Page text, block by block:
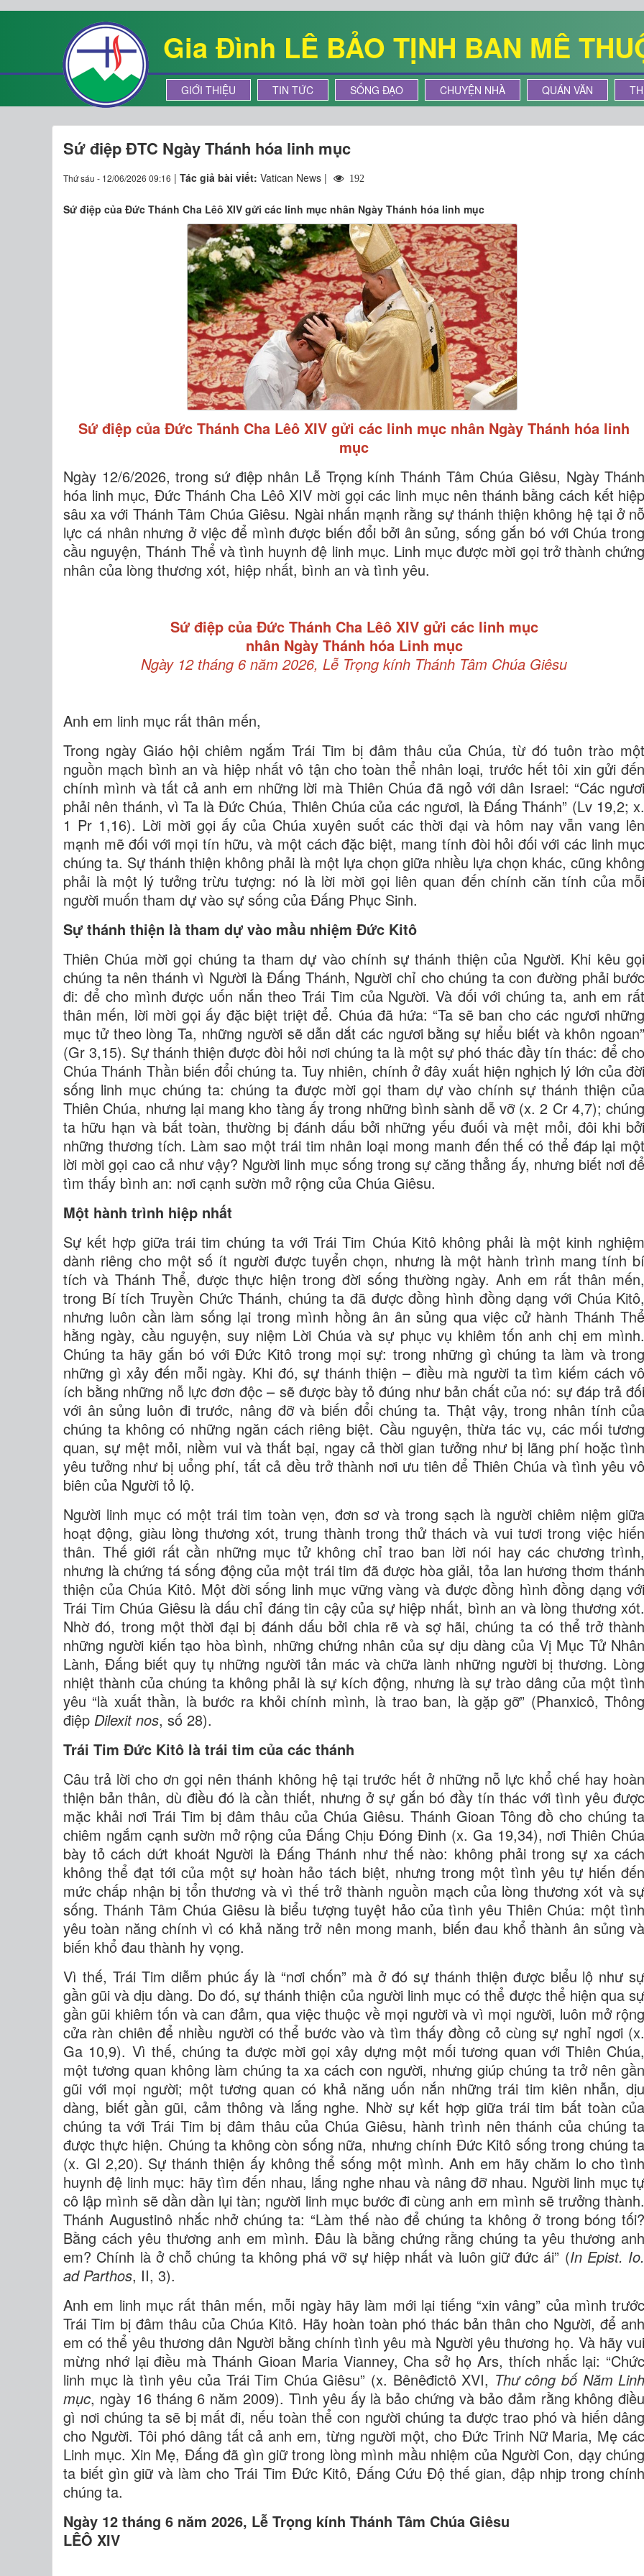
Gia Đình LÊ BẢO TỊNH BAN MÊ
GIỚI THIỆU TIN TỨC SỐNG ĐẠO CHUYỆN NHÀ QUÁN VĂN
Sứ điệp ĐTC Ngày Thánh hóa linh mục
Thứ sáu - 12/06/2026 09:16 | Tác giả bài viết: Vatican News | 192
Sứ điệp của Đức Thánh Cha Lêô XIV gửi các linh mục nhân Ngày Thánh hóa linh mục
Sứ điệp của Đức Thánh Cha Lêô XIV gửi các linh mục nhân Ngày Thánh hóa linh
mục
Ngày 12/6/2026, trong sứ điệp nhân Lễ Trọng kính Thánh Tâm Chúa Giêsu, Ngày Thánh
hóa linh mục, Đức Thánh Cha Lêô XIV mời gọi các linh mục nên thánh bằng cách kết hiệp
sâu xa với Thánh Tâm Chúa Giêsu. Ngài nhấn mạnh rằng sự thánh thiện không hệ tại ở nỗ
lực cá nhân nhưng ở việc để mình được biến đổi bởi ân sủng, sống gắn bó với Chúa trong
cầu nguyện, Thánh Thể và tình huynh đệ linh mục. Linh mục được mời gọi trở thành chứng
nhân của lòng thương xót, hiệp nhất, bình an và tình yêu.
Sứ điệp của Đức Thánh Cha Lêô XIV gửi các linh mục
nhân Ngày Thánh hóa Linh mục
Ngày 12 tháng 6 năm 2026, Lễ Trọng kính Thánh Tâm Chúa Giêsu
Anh em linh mục rất thân mến,
Trong ngày Giáo hội chiêm ngắm Trái Tim bị đâm thâu của Chúa, từ đó tuôn trào một
nguồn mạch bình an và hiệp nhất vô tận cho toàn thể nhân loại, trước hết tôi xin gửi đến
chính mình và tất cả anh em những lời mà Thiên Chúa đã ngỏ với dân Israel: “Các ngươi
phải nên thánh, vì Ta là Đức Chúa, Thiên Chúa của các ngươi, là Đấng Thánh” (Lv 19,2; x.
1 Pr 1,16). Lời mời gọi ấy của Chúa xuyên suốt các thời đại và hôm nay vẫn vang lên
mạnh mẽ đối với mọi tín hữu, và một cách đặc biệt, mang tính đòi hỏi đối với các linh mục
chúng ta. Sự thánh thiện không phải là một lựa chọn giữa nhiều lựa chọn khác, cũng không
phải là một lý tưởng trừu tượng: nó là lời mời gọi liên quan đến chính căn tính của mỗi
người muốn tham dự vào sự sống của Đấng Phục Sinh.
Sự thánh thiện là tham dự vào mầu nhiệm Đức Kitô
Thiên Chúa mời gọi chúng ta tham dự vào chính sự thánh thiện của Người. Khi kêu gọi
chúng ta nên thánh vì Người là Đấng Thánh, Người chỉ cho chúng ta con đường phải bước
đi: để cho mình được uốn nắn theo Trái Tim của Người. Và đối với chúng ta, anh em rất
thân mến, lời mời gọi ấy đặc biệt triệt để. Chúa đã hứa: “Ta sẽ ban cho các ngươi những
mục tử theo lòng Ta, những người sẽ dẫn dắt các ngươi bằng sự hiểu biết và khôn ngoan”
(Gr 3,15). Sự thánh thiện được đòi hỏi nơi chúng ta là một sự phó thác đầy tín thác: để cho
Chúa Thánh Thần biến đổi chúng ta. Tuy nhiên, chính ở đây xuất hiện nghịch lý lớn của đời
sống linh mục chúng ta: chúng ta được mời gọi tham dự vào chính sự thánh thiện của
Thiên Chúa, nhưng lại mang kho tàng ấy trong những bình sành dễ vỡ (x. 2 Cr 4,7); chúng
ta hữu hạn và bất toàn, thường bị đánh dấu bởi những yếu đuối và mệt mỏi, đôi khi bởi
những thương tích. Làm sao một trái tim nhân loại mong manh đến thế có thể đáp lại một
lời mời gọi cao cả như vậy? Người linh mục sống trong sự căng thẳng ấy, nhưng biết nơi để
tìm thấy bình an: nơi cạnh sườn mở rộng của Chúa Giêsu.
Một hành trình hiệp nhất
Sự kết hợp giữa trái tim chúng ta với Trái Tim Chúa Kitô không phải là một kinh nghiệm
dành riêng cho một số ít người được tuyển chọn, nhưng là một hành trình mang tính bí
tích và Thánh Thể, được thực hiện trong đời sống thường ngày. Anh em rất thân mến,
trong Bí tích Truyền Chức Thánh, chúng ta đã được đồng hình đồng dạng với Chúa Kitô,
nhưng luôn cần làm sống lại trong mình hồng ân ân sủng qua việc cử hành Thánh Thể
hằng ngày, cầu nguyện, suy niệm Lời Chúa và sự phục vụ khiêm tốn anh chị em mình.
Chúng ta hãy gắn bó với Đức Kitô trong mọi sự: trong những gì chúng ta làm và trong
những gì xảy đến mỗi ngày. Khi đó, sự thánh thiện – điều mà người ta tìm kiếm cách vô
ích bằng những nỗ lực đơn độc – sẽ được bày tỏ đúng như bản chất của nó: sự đáp trả đối
với ân sủng luôn đi trước, nâng đỡ và biến đổi chúng ta. Thật vậy, trong nhân tính của
chúng ta không có những ngăn cách riêng biệt. Cầu nguyện, thừa tác vụ, các mối tương
quan, sự mệt mỏi, niềm vui và thất bại, ngay cả thời gian tưởng như bị lãng phí hoặc tình
yêu tưởng như bị uổng phí, tất cả đều trở thành nơi ưu tiên để Thiên Chúa và tình yêu vô
biên của Người tỏ lộ.
Người linh mục có một trái tim toàn vẹn, đơn sơ và trong sạch là người chiêm niệm giữa
hoạt động, giàu lòng thương xót, trung thành trong thử thách và vui tươi trong việc hiến
thân. Thế giới rất cần những mục tử không chỉ trao ban lời nói hay các chương trình,
nhưng là chứng tá sống động của một trái tim đã được hòa giải, tỏa lan hương thơm thánh
thiện của Chúa Kitô. Một đời sống linh mục vững vàng và được đồng hình đồng dạng với
Trái Tim Chúa Giêsu là dấu chỉ đáng tin cậy của sự hiệp nhất, bình an và lòng thương xót.
Nhờ đó, trong một thời đại bị đánh dấu bởi chia rẽ và sợ hãi, chúng ta có thể trở thành
những người kiến tạo hòa bình, những chứng nhân của sự dịu dàng của Vị Mục Tử Nhân
Lành, Đấng biết quy tụ những người tản mác và chữa lành những người bị thương. Lòng
nhiệt thành của chúng ta không phải là sự kích động, nhưng là sự trào dâng của một tình
yêu “là xuất thần, là bước ra khỏi chính mình, là trao ban, là gặp gỡ” (Phanxicô, Thông
điệp Dilexit nos, số 28).
Trái Tim Đức Kitô là trái tim của các thánh
Câu trả lời cho ơn gọi nên thánh không hệ tại trước hết ở những nỗ lực khổ chế hay hoàn
thiện bản thân, dù điều đó là cần thiết, nhưng ở sự gắn bó đầy tín thác với tình yêu được
mặc khải nơi Trái Tim bị đâm thâu của Chúa Giêsu. Thánh Gioan Tông đồ cho chúng ta
chiêm ngắm cạnh sườn mở rộng của Đấng Chịu Đóng Đinh (x. Ga 19,34), nơi Thiên Chúa
bày tỏ cách dứt khoát Người là Đấng Thánh như thế nào: không phải trong sự xa cách
không thể đạt tới của một sự hoàn hảo tách biệt, nhưng trong một tình yêu tự hiến đến
mức chấp nhận bị tổn thương và vì thế trở thành nguồn mạch của lòng thương xót và sự
sống. Thánh Tâm Chúa Giêsu là biểu tượng tuyệt hảo của tình yêu Thiên Chúa: một tình
yêu toàn năng chính vì có khả năng trở nên mong manh, biến đau khổ thành ân sủng và
biến khổ đau thành hy vọng.
Vì thế, Trái Tim diễm phúc ấy là “nơi chốn” mà ở đó sự thánh thiện được biểu lộ như sự
gần gũi và dịu dàng. Do đó, sự thánh thiện của người linh mục có thể được thể hiện qua sự
gần gũi khiêm tốn và can đảm, qua việc thuộc về mọi người và vì mọi người, luôn mở rộng
cửa ràn chiên để nhiều người có thể bước vào và tìm thấy đồng cỏ cùng sự nghỉ ngơi (x.
Ga 10,9). Vì thế, chúng ta được mời gọi xây dựng một mối tương quan với Thiên Chúa,
một tương quan không làm chúng ta xa cách con người, nhưng giúp chúng ta trở nên gần
gũi với mọi người; một tương quan có khả năng uốn nắn những trái tim kiên nhẫn, dịu
dàng, biết gần gũi, cảm thông và lắng nghe. Nhờ sự kết hợp giữa trái tim bất toàn của
chúng ta với Trái Tim bị đâm thâu của Chúa Giêsu, hành trình nên thánh của chúng ta
được thực hiện. Chúng ta không còn sống nữa, nhưng chính Đức Kitô sống trong chúng ta
(x. Gl 2,20). Sự thánh thiện ấy không thể sống một mình. Anh em hãy chăm lo cho tình
huynh đệ linh mục: hãy tìm đến nhau, lắng nghe nhau và nâng đỡ nhau. Người linh mục tự
cô lập mình sẽ dần dần lụi tàn; người linh mục bước đi cùng anh em mình sẽ trưởng thành.
Thánh Augustinô nhắc nhở chúng ta: “Làm thế nào để chúng ta không ở trong bóng tối?
Bằng cách yêu thương anh em mình. Đâu là bằng chứng rằng chúng ta yêu thương anh
em? Chính là ở chỗ chúng ta không phá vỡ sự hiệp nhất và luôn giữ đức ái” (In Epist. Io.
ad Parthos, II, 3).
Anh em linh mục rất thân mến, mỗi ngày hãy làm mới lại tiếng “xin vâng” của mình trước
Trái Tim bị đâm thâu của Chúa Kitô. Hãy hoàn toàn phó thác bản thân cho Người, để anh
em có thể yêu thương dân Người bằng chính tình yêu mà Người yêu thương họ. Và hãy vui
mừng nhớ lại điều mà Thánh Gioan Maria Vianney, Cha sở họ Ars, thích nhắc lại: “Chức
linh mục là tình yêu của Trái Tim Chúa Giêsu” (x. Bênêđictô XVI, Thư công bố Năm Linh
mục, ngày 16 tháng 6 năm 2009). Tình yêu ấy là bảo chứng và bảo đảm rằng không điều
gì nơi chúng ta sẽ bị mất đi, nếu toàn thể con người chúng ta được trao phó và hiến dâng
cho Người. Tôi phó dâng tất cả anh em, từng người một, cho Đức Trinh Nữ Maria, Mẹ các
Linh mục. Xin Mẹ, Đấng đã gìn giữ trong lòng mình mầu nhiệm của Người Con, dạy chúng
ta biết gìn giữ và làm cho Trái Tim Đức Kitô, Đấng Cứu Độ thế gian, đập nhịp trong chính
chúng ta.
Ngày 12 tháng 6 năm 2026, Lễ Trọng kính Thánh Tâm Chúa Giêsu
LÊÔ XIV